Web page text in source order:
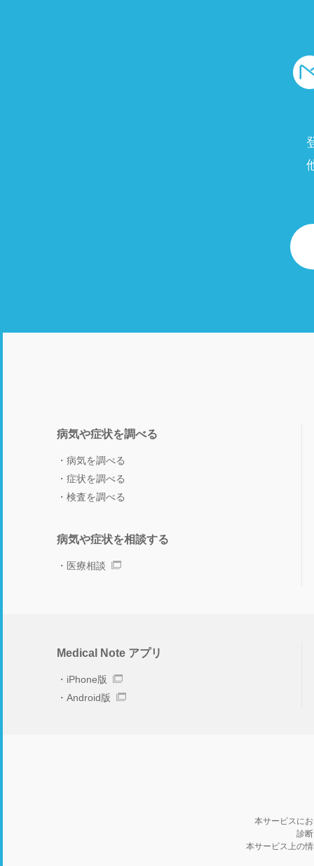
病気や症状を調べる
病気を調べる
症状を調べる
検査を調べる
病気や症状を相談する
医療相談
Medical Note アプリ
iPhone版
Android版
本サービスに
診
本サービス上の